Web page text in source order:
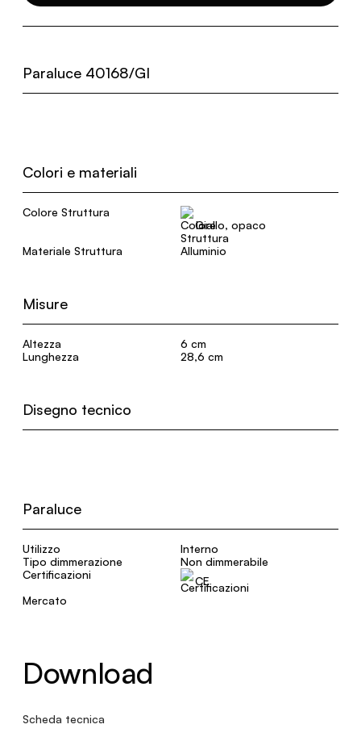
Paraluce 40168/GI
Colori e materiali
Colore Struttura
Giallo, opaco
Materiale Struttura
Alluminio
Misure
Altezza
6 cm
Lunghezza
28,6 cm
Disegno tecnico
Paraluce
Utilizzo
Interno
Tipo dimmerazione
Non dimmerabile
Certificazioni
CE
Mercato
Download
Scheda tecnica